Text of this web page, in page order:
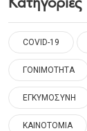
COVID-19
ΓΟΝΙΜΟΤΗΤΑ
ΕΓΚΥΜΟΣΥΝΗ
ΚΑΙΝΟΤΟΜΙΑ